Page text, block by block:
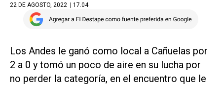
22 DE AGOSTO, 2022 | 17.04
Los Andes le ganó como local a Cañuelas por
2 a 0 y tomó un poco de aire en su lucha por
no perder la categoría, en el encuentro que le